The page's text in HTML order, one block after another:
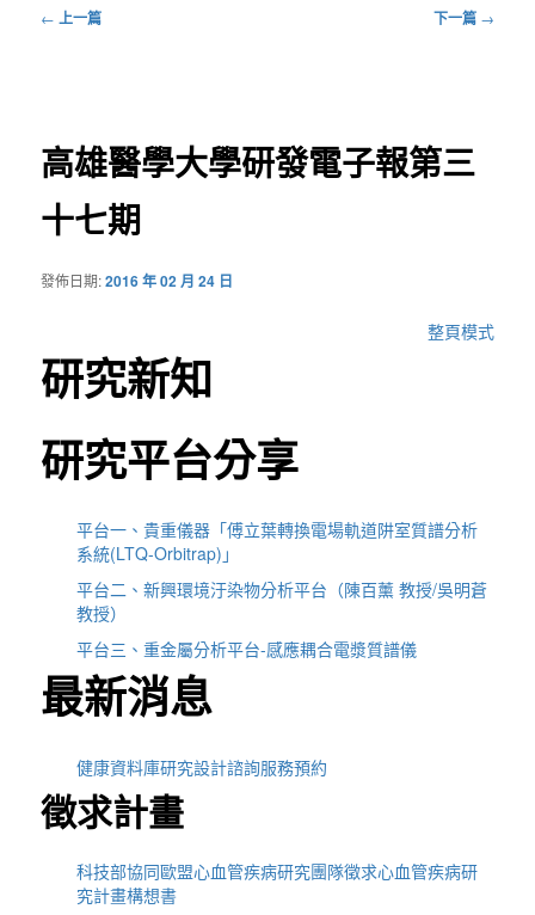
覽
← 上一篇 下一篇 →
高雄醫學大學研發電子報第三
十七期
發佈日期:2016 年 02 月 24 日
整頁模式
研究新知
研究平台分享
平台一、貴重儀器「傅立葉轉換電場軌道阱室質譜分析
系統(LTQ-Orbitrap)」
平台二、新興環境汙染物分析平台（陳百薰 教授/吳明蒼
教授）
平台三、重金屬分析平台-感應耦合電漿質譜儀
最新消息
健康資料庫研究設計諮詢服務預約
徵求計畫
科技部協同歐盟心血管疾病研究團隊徵求心血管疾病研
究計畫構想書